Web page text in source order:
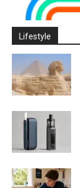
Lifestyle